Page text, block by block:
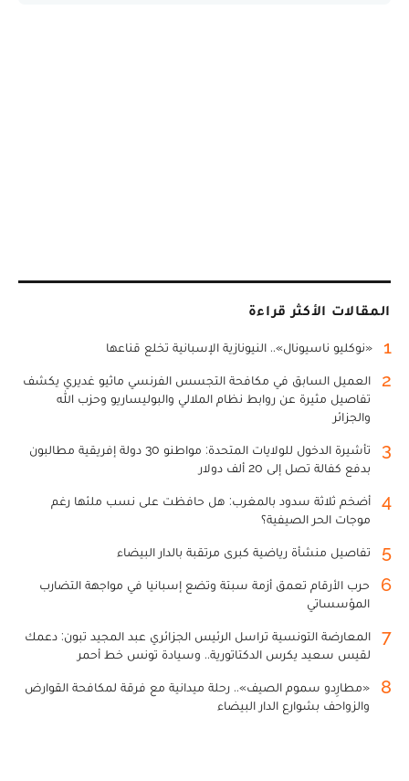
المقالات الأكثر قراءة
1 «نوكليو ناسيونال».. النيونازية الإسبانية تخلع قناعها
2
العميل السابق في مكافحة التجسس الفرنسي ماثيو غديري يكشف
تفاصيل مثيرة عن روابط نظام الملالي والبوليساريو وحزب الله
والجزائر
3
تأشيرة الدخول للولايات المتحدة: مواطنو 30 دولة إفريقية مطالبون
بدفع كفالة تصل إلى 20 ألف دولار
4
أضخم ثلاثة سدود بالمغرب: هل حافظت على نسب ملئها رغم
موجات الحر الصيفية؟
5 تفاصيل منشأة رياضية كبرى مرتقبة بالدار البيضاء
6
حرب الأرقام تعمق أزمة سبتة وتضع إسبانيا في مواجهة التضارب
المؤسساتي
7
المعارضة التونسية تراسل الرئيس الجزائري عبد المجيد تبون: دعمك
لقيس سعيد يكرس الدكتاتورية.. وسيادة تونس خط أحمر
8
«مطارِدو سموم الصيف».. رحلة ميدانية مع فرقة لمكافحة القوارض
والزواحف بشوارع الدار البيضاء